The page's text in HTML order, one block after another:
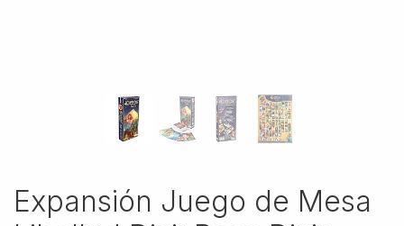
Expansión Juego de Mesa